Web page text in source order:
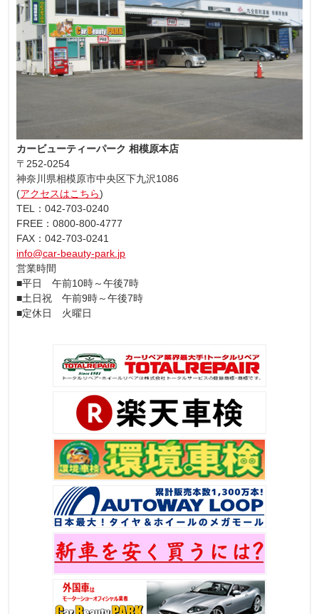
カービューティーパーク 相模原本店
〒252-0254
神奈川県相模原市中央区下九沢1086
(アクセスはこちら)
TEL：042-703-0240
FREE：0800-800-4777
FAX：042-703-0241
info@car-beauty-park.jp
営業時間
■平日 午前10時～午後7時
■土日祝 午前9時～午後7時
■定休日 火曜日